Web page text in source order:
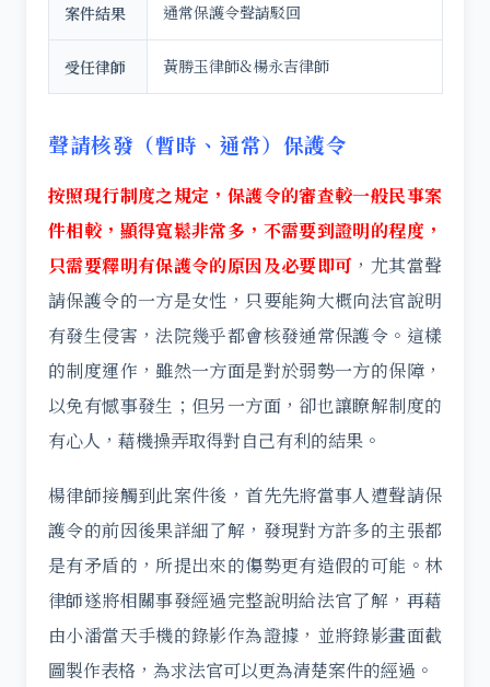
案件結果 通常保護令聲請駁回
受任律師 黃勝玉律師&楊永吉律師
聲請核發（暫時、通常）保護令
按照現行制度之規定，保護令的審查較一般民事案
件相較，顯得寬鬆非常多，不需要到證明的程度，
只需要釋明有保護令的原因及必要即可 ，尤其當聲
請保護令的一方是女性，只要能夠大概向法官說明
有發生侵害，法院幾乎都會核發通常保護令。這樣
的制度運作，雖然一方面是對於弱勢一方的保障，
以免有憾事發生；但另一方面，卻也讓瞭解制度的
有心人，藉機操弄取得對自己有利的結果。
楊律師接觸到此案件後，首先先將當事人遭聲請保
護令的前因後果詳細了解，發現對方許多的主張都
是有矛盾的，所提出來的傷勢更有造假的可能。林
律師遂將相關事發經過完整說明給法官了解，再藉
由小潘當天手機的錄影作為證據，並將錄影畫面截
圖製作表格，為求法官可以更為清楚案件的經過。